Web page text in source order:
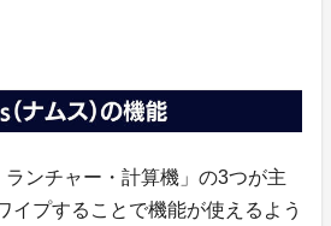
ンチャー・計算機」の3つが主
イプすることで機能が使えるよう